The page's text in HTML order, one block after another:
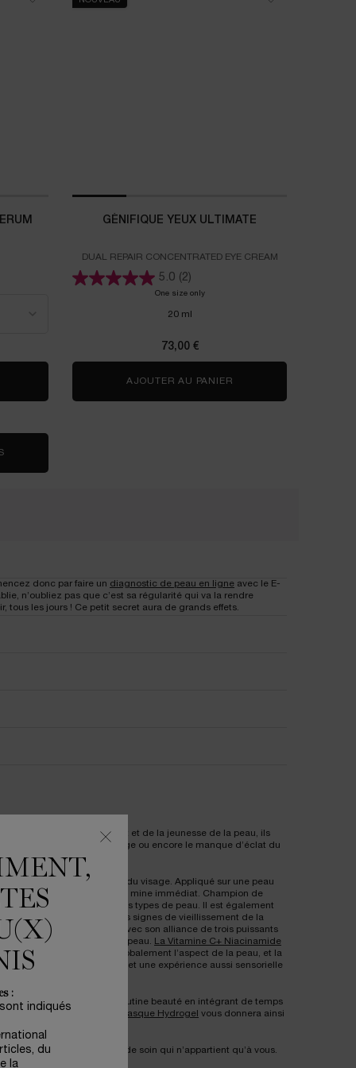
C.R.X. TRIPLE SERUM RETINOL
GÉNIFIQUE YEUX ULTIMATE
DUAL REPAIR CONCENTRATED EYE CREAM
5.0 (2)
One size onlyfor GÉNIFIQUE YEUX ULTIMATE
20 ml
73,00 €
AJOUTER AU PANIER
donc par faire un diagnostic de peau en ligne avec le E-
n’oubliez pas que c’est sa régularité qui va la rendre
tous les jours ! Ce petit secret aura de grands effets.
de l’éclat du teint et de la jeunesse de la peau, ils
la perte de fermeté du visage ou encore le manque d’éclat du
peau à la suite des soins du visage. Appliqué sur une peau
teint, pour un effet bonne mine immédiat. Champion de
à tous les âges, et à tous les types de peau. Il est également
anti-âge qui cible tous les signes de vieillissement de la
à la Lancôme, avec son alliance de trois puissants
lisser et repulper la peau.
La Vitamine C+ Niacinamide
Férulique va améliorer globalement l’aspect de la peau, et la
Absolue Le Sérum
qui promet une expérience aussi sensorielle
un coup de boost à votre routine beauté en intégrant de temps
Advanced Génifique – Le Masque Hydrogel vous donnera ainsi
prolonger ce moment de soin qui n’appartient qu’à vous.
:
indiqués
du
la